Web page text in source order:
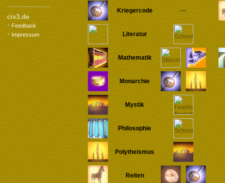
civ3.de
· Feedback
· Impressum
Kriegercode ---
Literatur
Mathematik
Monarchie
Mystik
Philosophie
Polytheismus
Reiten